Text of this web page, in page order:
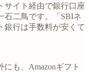
サイト経由で銀行口座
石二鳥です。「SBIネ
銀行は手数料が安くて
も、Amazonギフト